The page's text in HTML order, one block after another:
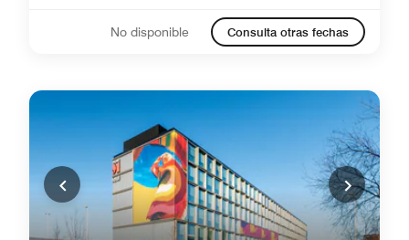
No disponible Consulta otras fechas